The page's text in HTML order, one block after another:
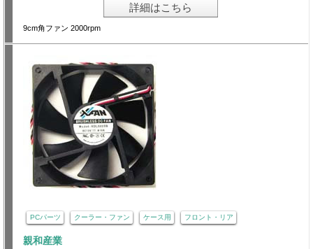
詳細はこちら
9cm角ファン 2000rpm
PCパーツ クーラー・ファン ケース用 フロント・リア
親和産業